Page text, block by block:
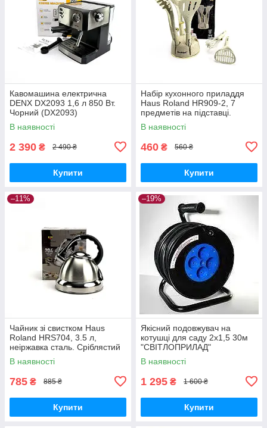
Кавомашина електрична
DENX DX2093 1,6 л 850 Вт.
Чорний (DX2093)
В наявності
2 390 ₴ 2 490 ₴
Купити
Набір кухонного приладдя
Haus Roland HR909-2, 7
предметів на підставці.
Золотий (HR909-2)
В наявності
460 ₴ 560 ₴
Купити
–11%
Чайник зі свистком Haus
Roland HRS704, 3.5 л,
неіржавка сталь. Сріблястий
(HRS704)
В наявності
785 ₴ 885 ₴
Купити
–19%
Якісний подовжувач на
котушці для саду 2х1,5 30м
"СВІТЛОПРИЛАД"
В наявності
1 295 ₴ 1 600 ₴
Купити